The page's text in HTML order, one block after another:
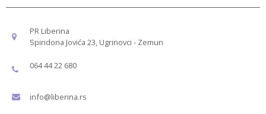
PR Liberina
Spiridona Jovića 23, Ugrinovci - Zemun
064 44 22 680
info@liberina.rs